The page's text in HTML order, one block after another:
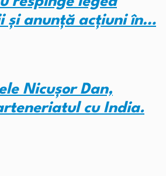
și anunță acțiuni în…
Nicușor Dan,
cu India.